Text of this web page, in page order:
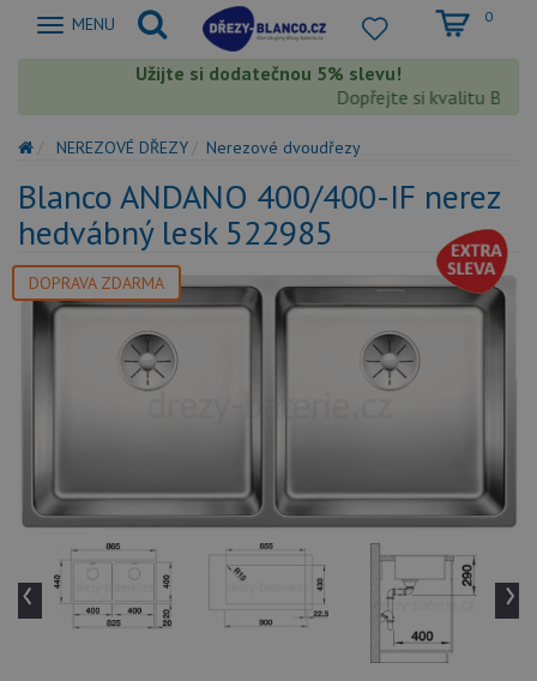
Zobrazit
MENU 0
Užijte si dodatečnou 5% slevu!
Dopřejte si kvalitu
NEREZOVÉ DŘEZY Nerezové dvoudřezy
Blanco ANDANO 400/400-IF nerez
hedvábný lesk 522985
DOPRAVA ZDARMA
‹ ›